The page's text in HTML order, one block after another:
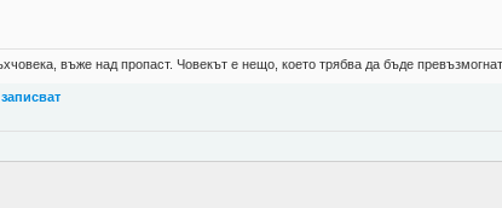
въже над пропаст. Човекът е нещо, което трябва да бъде